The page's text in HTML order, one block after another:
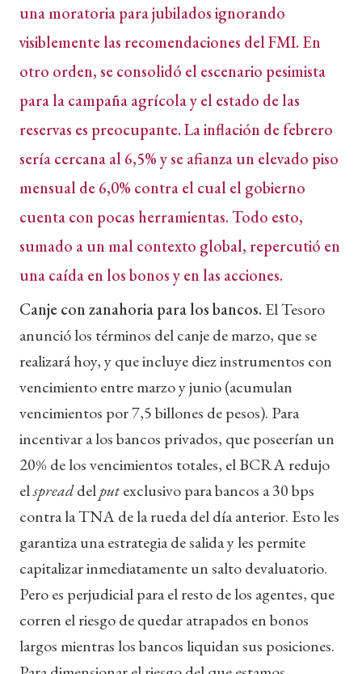
una moratoria para jubilados ignorando
visiblemente las recomendaciones del FMI. En
otro orden, se consolidó el escenario pesimista
para la campaña agrícola y el estado de las
reservas es preocupante. La inflación de febrero
sería cercana al 6,5% y se afianza un elevado piso
mensual de 6,0% contra el cual el gobierno
cuenta con pocas herramientas. Todo esto,
sumado a un mal contexto global, repercutió en
una caída en los bonos y en las acciones.
Canje con zanahoria para los bancos. El Tesoro
anunció los términos del canje de marzo, que se
realizará hoy, y que incluye diez instrumentos con
vencimiento entre marzo y junio (acumulan
vencimientos por 7,5 billones de pesos). Para
incentivar a los bancos privados, que poseerían un
20% de los vencimientos totales, el BCRA redujo
elspreaddelputexclusivo para bancos a 30 bps
contra la TNA de la rueda del día anterior. Esto les
garantiza una estrategia de salida y les permite
capitalizar inmediatamente un salto devaluatorio.
Pero es perjudicial para el resto de los agentes, que
corren el riesgo de quedar atrapados en bonos
largos mientras los bancos liquidan sus posiciones.